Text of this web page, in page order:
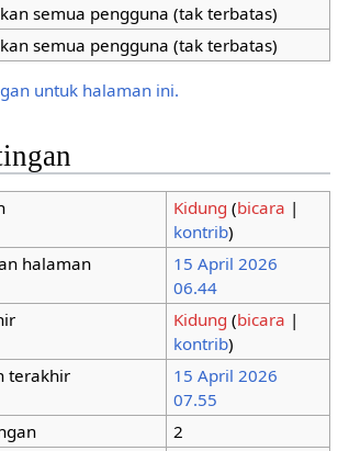
semua pengguna (tak terbatas)
semua pengguna (tak terbatas)
untuk halaman ini.
Kidung (bicara |
kontrib)
halaman
15 April 2026
06.44
Kidung (bicara |
kontrib)
terakhir
15 April 2026
07.55
2